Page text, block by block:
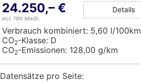
24.250,– €
incl. 19% MwSt.
Details
Verbrauch kombiniert: 5,60 l/100km
CO2-Klasse: D
CO2-Emissionen: 128,00 g/km
Datensätze pro Seite: